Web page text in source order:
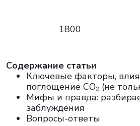
1800
Cодержание статьи
Ключевые факторы,
поглощение CO₂ (не
Мифы и правда:
заблуждения
Вопросы-ответы